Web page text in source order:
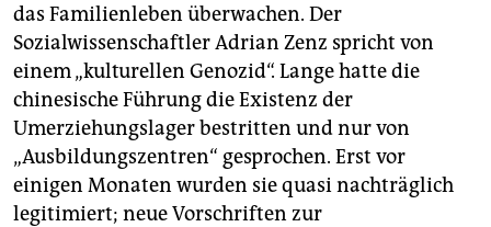
das Familienleben überwachen. Der
Sozialwissenschaftler ­Adrian Zenz spricht von
einem „kulturellen Genozid“. Lange hatte die
chinesische Führung die Existenz der
Umerziehungslager bestritten und nur von
„Ausbildungszentren“ gesprochen. Erst vor
einigen Monaten wurden sie quasi nachträglich
legitimiert; neue Vorschriften zur